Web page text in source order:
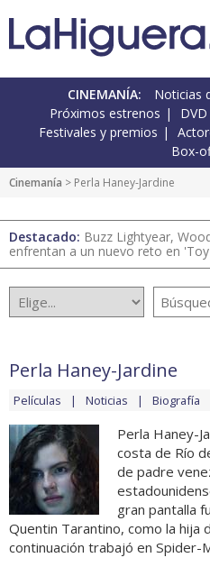
CINEMANÍA: Noticias
Próximos estrenos
DVD
Festivales y premios
Box-
Cinemanía > Perla Haney-Jardine
Destacado: Buzz Lightyear,
enfrentan a un nuevo reto en
Perla Haney-Jardine
Películas Noticias Biografía
Perla Haney-
costa de Río
de padre
gran pantalla
Quentin Tarantino, como la hija
continuación trabajó en Spider-